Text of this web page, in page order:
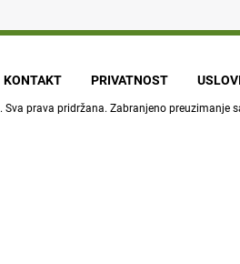
KONTAKT PRIVATNOST
. Sva prava pridržana. Zabranjeno preuzimanje